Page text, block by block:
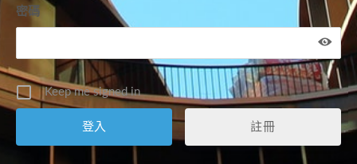
密碼
Keep me signed in
註冊